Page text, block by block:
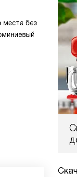
места без